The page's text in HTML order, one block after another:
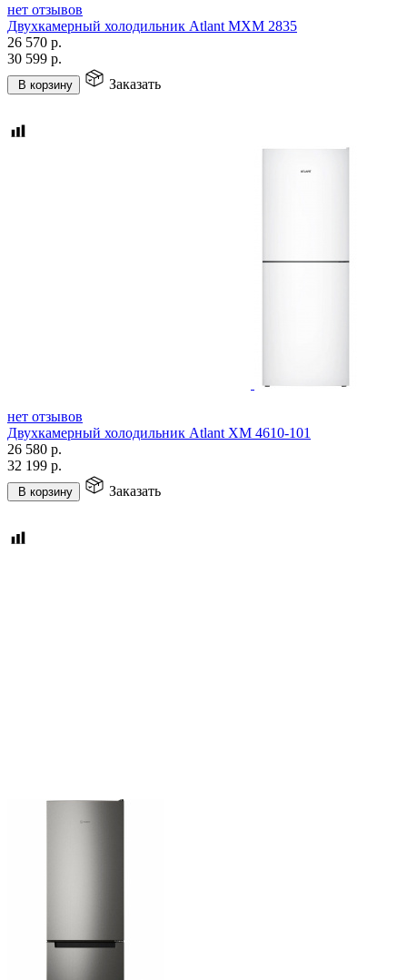
нет отзывов
Двухкамерный холодильник Atlant МХМ 2835
26 570 р.
30 599 р.
В корзину Заказать
нет отзывов
Двухкамерный холодильник Atlant ХМ 4610-101
26 580 р.
32 199 р.
В корзину Заказать